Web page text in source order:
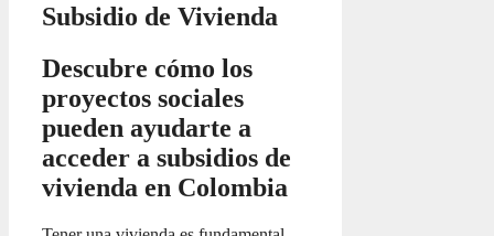
Subsidio de Vivienda
Descubre cómo los
proyectos sociales
pueden ayudarte a
acceder a subsidios de
vivienda en Colombia